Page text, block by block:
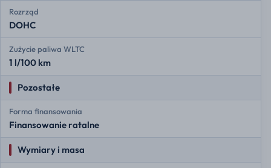
Rozrząd
DOHC
Zużycie paliwa WLTC
1 l/100 km
Pozostałe
Forma finansowania
Finansowanie ratalne
Wymiary i masa